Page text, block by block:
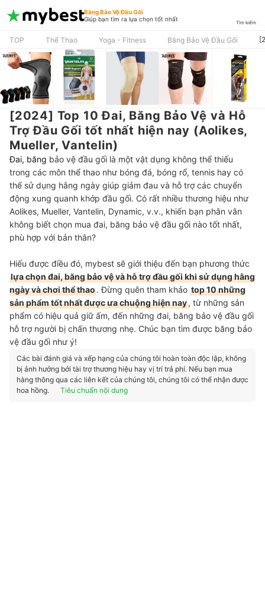
Băng Bảo Vệ Đầu Gối
Giúp bạn tìm ra lựa chọn tốt nhất
Tìm kiếm
TOP Thể Thao Yoga - Fitness Băng Bảo Vệ Đầu Gối
[2024] Top 10 Đai, Băng Bảo Vệ và Hỗ
Trợ Đầu Gối tốt nhất hiện nay (Aolikes,
Mueller, Vantelin)
Đai, băng bảo vệ đầu gối là một vật dụng không thể thiếu
trong các môn thể thao như bóng đá, bóng rổ, tennis hay có
thể sử dụng hằng ngày giúp giảm đau và hỗ trợ các chuyển
động xung quanh khớp đầu gối. Có rất nhiều thương hiệu như
Aolikes, Mueller, Vantelin, Dynamic, v.v., khiến bạn phân vân
không biết chọn mua đai, băng bảo vệ đầu gối nào tốt nhất,
phù hợp với bản thân?
Hiểu được điều đó, mybest sẽ giới thiệu đến bạn phương thức
lựa chọn đai, băng bảo vệ và hỗ trợ đầu gối khi sử dụng hằng
ngày và chơi thể thao. Đừng quên tham khảo top 10 những
sản phẩm tốt nhất được ưa chuộng hiện nay, từ những sản
phẩm có hiệu quả giữ ấm, đến những đai, băng bảo vệ đầu gối
hỗ trợ người bị chấn thương nhẹ. Chúc bạn tìm được băng bảo
vệ đầu gối như ý!
Các bài đánh giá và xếp hạng của chúng tôi hoàn toàn độc lập, không
bị ảnh hưởng bởi tài trợ thương hiệu hay vị trí trả phí. Nếu bạn mua
hàng thông qua các liên kết của chúng tôi, chúng tôi có thể nhận được
hoa hồng.
Tiêu chuẩn nội dung